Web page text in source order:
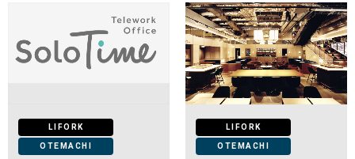
LIFORK
OTEMACHI
LIFORK
OTEMACHI